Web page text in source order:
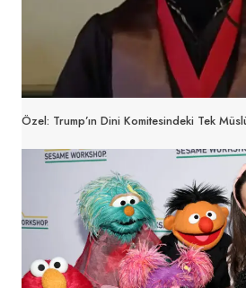
Özel: Trump’ın Dini Komitesindeki Tek